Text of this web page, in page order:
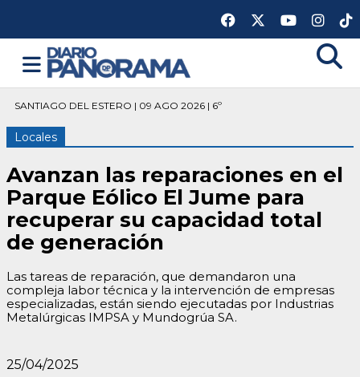
SANTIAGO DEL ESTERO | 09 AGO 2026 | 6º
Locales
Avanzan las reparaciones en el
Parque Eólico El Jume para
recuperar su capacidad total
de generación
Las tareas de reparación, que demandaron una
compleja labor técnica y la intervención de empresas
especializadas, están siendo ejecutadas por Industrias
Metalúrgicas IMPSA y Mundogrúa SA.
25/04/2025